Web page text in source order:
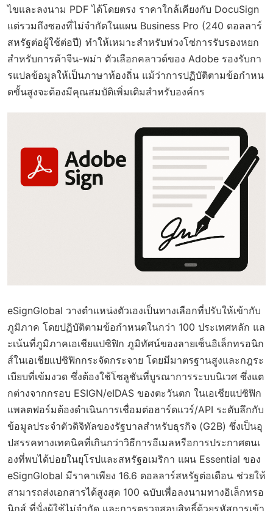
ไขและลงนาม PDF ได้โดยตรง ราคาใกล้เคียงกับ DocuSign
แต่รวมถึงซองที่ไม่จำกัดในแผน Business Pro (240 ดอลลาร์
สหรัฐต่อผู้ใช้ต่อปี) ทำให้เหมาะสำหรับห่วงโซ่การรับรองหยก
สำหรับการค้าจีน-พม่า ตัวเลือกคลาวด์ของ Adobe รองรับกา
รแปลข้อมูลให้เป็นภาษาท้องถิ่น แม้ว่าการปฏิบัติตามข้อกำหน
ดขั้นสูงจะต้องมีคุณสมบัติเพิ่มเติมสำหรับองค์กร
eSignGlobal วางตำแหน่งตัวเองเป็นทางเลือกที่ปรับให้เข้ากับ
ภูมิภาค โดยปฏิบัติตามข้อกำหนดในกว่า 100 ประเทศหลัก แล
ะเน้นที่ภูมิภาคเอเชียแปซิฟิก ภูมิทัศน์ของลายเซ็นอิเล็กทรอนิก
ส์ในเอเชียแปซิฟิกกระจัดกระจาย โดยมีมาตรฐานสูงและกฎระ
เบียบที่เข้มงวด ซึ่งต้องใช้โซลูชันที่บูรณาการระบบนิเวศ ซึ่งแต
กต่างจากกรอบ ESIGN/eIDAS ของตะวันตก ในเอเชียแปซิฟิก
แพลตฟอร์มต้องดำเนินการเชื่อมต่อฮาร์ดแวร์/API ระดับลึกกับ
ข้อมูลประจำตัวดิจิทัลของรัฐบาลสำหรับธุรกิจ (G2B) ซึ่งเป็นอุ
ปสรรคทางเทคนิคที่เกินกว่าวิธีการอีเมลหรือการประกาศตนเ
องที่พบได้บ่อยในยุโรปและสหรัฐอเมริกา แผน Essential ของ
eSignGlobal มีราคาเพียง 16.6 ดอลลาร์สหรัฐต่อเดือน ช่วยให้
สามารถส่งเอกสารได้สูงสุด 100 ฉบับเพื่อลงนามทางอิเล็กทรอ
นิกส์ ที่นั่งผู้ใช้ไม่จำกัด และการตรวจสอบสิทธิ์ด้วยรหัสการเข้า